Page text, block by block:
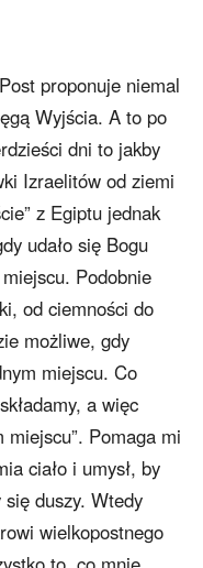
proponuje niemal
Wyjścia. A to po
dni to jakby
Izraelitów od ziemi
z Egiptu jednak
udało się Bogu
Podobnie
od ciemności do
możliwe, gdy
miejscu. Co
a więc
miejscu”. Pomaga mi
ciało i umysł, by
się duszy. Wtedy
wielkopostnego